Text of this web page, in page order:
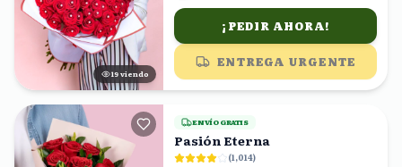
19 viendo
¡PEDIR AHORA!
ENTREGA URGENTE
ENVÍO GRATIS
Pasión Eterna
(1,014)